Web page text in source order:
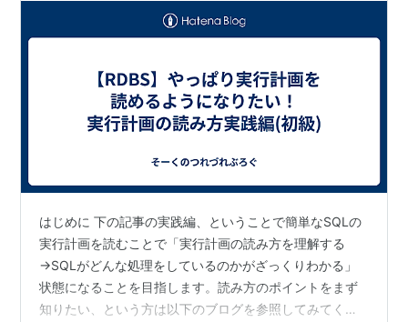
はじめに 下の記事の実践編、ということで簡単なSQLの
実行計画を読むことで「実行計画の読み方を理解する
→SQLがどんな処理をしているのかがざっくりわかる」
状態になることを目指します。読み方のポイントをまず
知りたい、という方は以下のブログを参照してみてくだ